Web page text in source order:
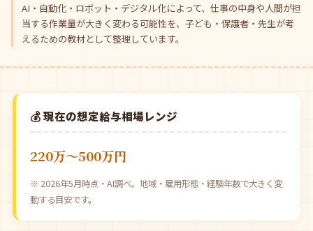
AI・自動化・ロボット・デジタル化によって、仕事の中身や人間が担
当する作業量が大きく変わる可能性を、子ども・保護者・先生が考
えるための教材として整理しています。
💰 現在の想定給与相場レンジ
220万〜500万円
※ 2026年5月時点・AI調べ。地域・雇用形態・経験年数で大きく変
動する目安です。